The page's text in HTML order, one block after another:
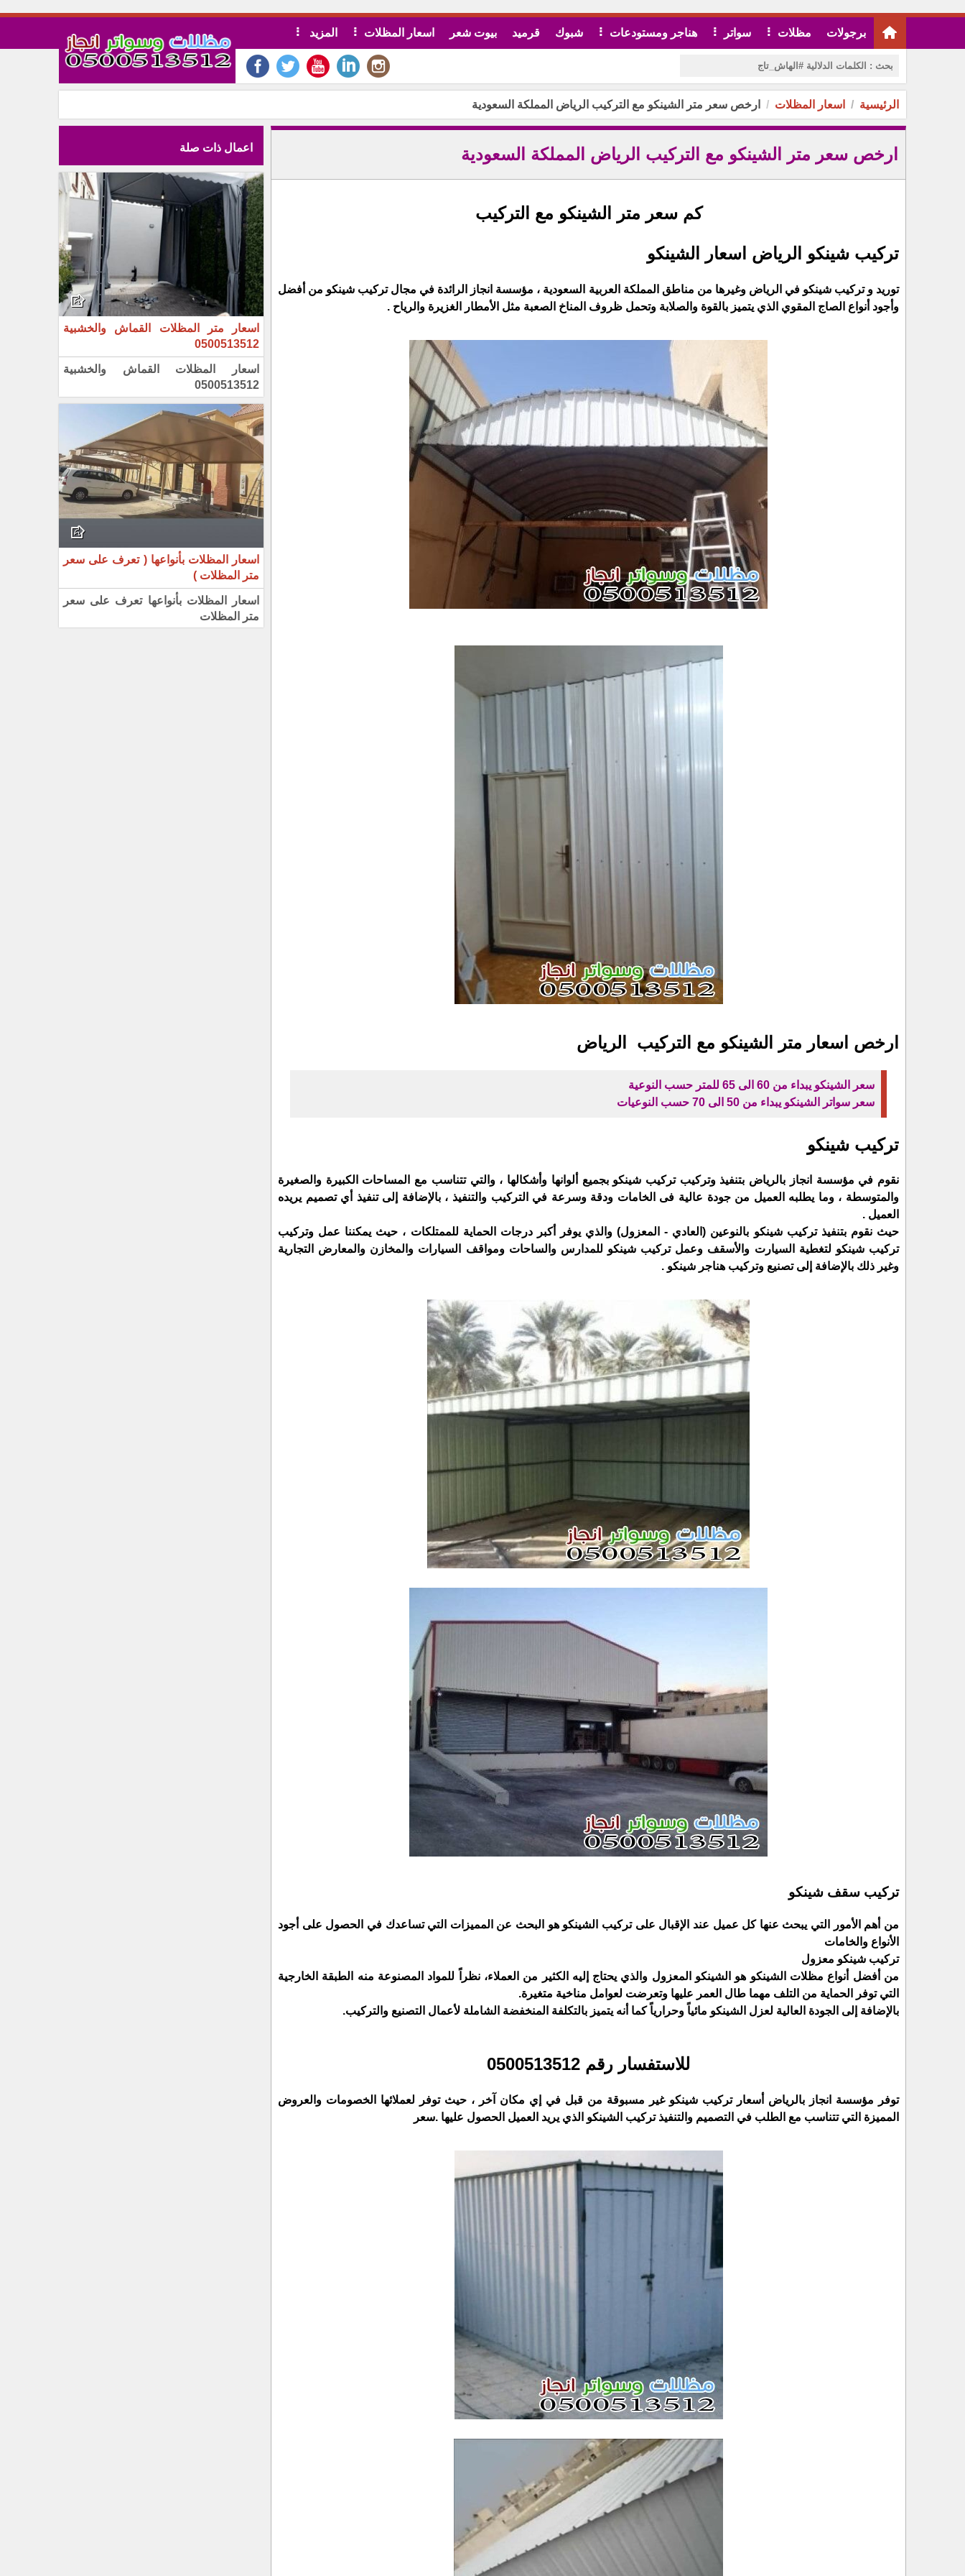
برجولات مظلات سواتر هناجر ومستودعات شبوك قرميد بيوت شعر اسعار المظلات المزيد
الرئيسية اسعار المظلات ارخص سعر متر الشينكو مع التركيب الرياض المملكة السعودية
ارخص سعر متر الشينكو مع التركيب الرياض المملكة السعودية
كم سعر متر الشينكو مع التركيب
تركيب شينكو الرياض اسعار الشينكو
توريد و تركيب شينكو في الرياض وغيرها من مناطق المملكة العربية السعودية ، مؤسسة انجاز الرائدة في مجال تركيب شينكو من أفضل
وأجود أنواع الصاج المقوي الذي يتميز بالقوة والصلابة وتحمل ظروف المناخ الصعبة مثل الأمطار الغزيرة والرياح .
ارخص اسعار متر الشينكو مع التركيب الرياض
سعر الشينكو يبداء من 60 الى 65 للمتر حسب النوعية
سعر سواتر الشينكو يبداء من 50 الى 70 حسب النوعيات
تركيب شينكو
نقوم في مؤسسة انجاز بالرياض بتنفيذ وتركيب تركيب شينكو بجميع ألوانها وأشكالها ، والتي تتناسب مع المساحات الكبيرة والصغيرة
والمتوسطة ، وما يطلبه العميل من جودة عالية فى الخامات ودقة وسرعة في التركيب والتنفيذ ، بالإضافة إلى تنفيذ أي تصميم يريده
العميل .
حيث نقوم بتنفيذ تركيب شينكو بالنوعين (العادي - المعزول) والذي يوفر أكبر درجات الحماية للممتلكات ، حيث يمكننا عمل وتركيب
تركيب شينكو لتغطية السيارت والأسقف وعمل تركيب شينكو للمدارس والساحات ومواقف السيارات والمخازن والمعارض التجارية
وغير ذلك بالإضافة إلى تصنيع وتركيب هناجر شينكو .
تركيب سقف شينكو
من أهم الأمور التي يبحث عنها كل عميل عند الإقبال على تركيب الشينكو هو البحث عن المميزات التي تساعدك في الحصول على أجود
الأنواع والخامات
تركيب شينكو معزول
من أفضل أنواع مظلات الشينكو هو الشينكو المعزول والذي يحتاج إليه الكثير من العملاء، نظراً للمواد المصنوعة منه الطبقة الخارجية
التي توفر الحماية من التلف مهما طال العمر عليها وتعرضت لعوامل مناخية متغيرة.
بالإضافة إلى الجودة العالية لعزل الشينكو مائياً وحرارياً كما أنه يتميز بالتكلفة المنخفضة الشاملة لأعمال التصنيع والتركيب.
للاستفسار رقم 0500513512
توفر مؤسسة انجاز بالرياض أسعار تركيب شينكو غير مسبوقة من قبل في إي مكان آخر ، حيث توفر لعملائها الخصومات والعروض
المميزة التي تتناسب مع الطلب في التصميم والتنفيذ تركيب الشينكو الذي يريد العميل الحصول عليها .سعر
اعمال ذات صلة
اسعار متر المظلات القماش والخشبية
0500513512
اسعار المظلات القماش والخشبية
0500513512
اسعار المظلات بأنواعها ( تعرف على سعر
متر المظلات )
اسعار المظلات بأنواعها تعرف على سعر
متر المظلات